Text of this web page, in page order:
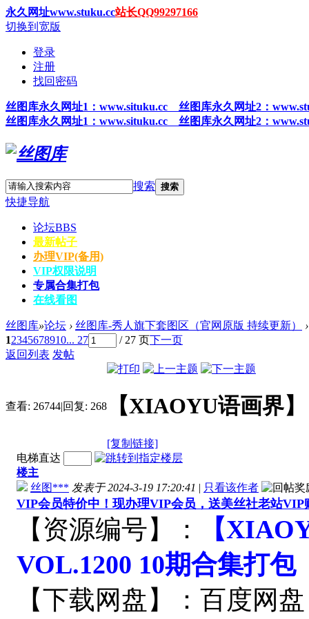
永久网址www.stuku.cc站长QQ99297166
切换到宽版
登录
注册
找回密码
丝图 库永久网址1 ：www.situku.cc 丝图库永久网址2：
丝图 库永久网址1 ：www.situku.cc 丝图库永久网址2：
搜索 搜索
快捷导航
论坛BBS
最新帖子
办理VIP(备用)
VIP权限说明
专属合集打包
在线看图
丝图库»论坛 › 丝图库-秀人旗下套图区（官网原版 持续更新）
›
12345678910... 27 / 27 页下一页
返回列表 发帖
查看: 26744|回复: 268 【XIAOYU语画界
[复制链接]
电梯直达
楼主
丝图*** 发表于 2024-3-19 17:20:41 | 只看该作者
VIP会员特价中！现办理VIP会员，送美丝社老站VIP
【资源编号】：
【
VOL.1200 10期合集打包
【下载网盘】：百度网盘